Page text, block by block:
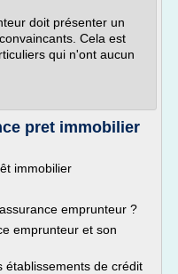
doit présenter un
Cela est
qui n'ont aucun
pret immobilier
immobilier
emprunteur ?
emprunteur et son
établissements de crédit